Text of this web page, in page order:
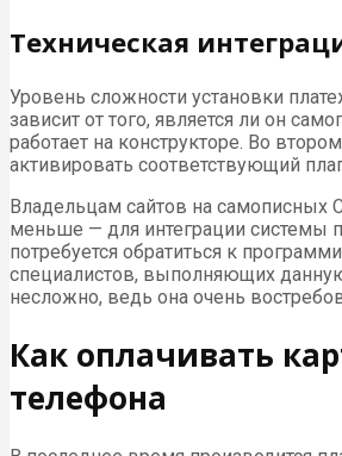
Техническая
Уровень сложности установки
зависит от того, является ли он
работает на конструкторе. Во
активировать соответствующий
Владельцам сайтов на самописных
меньше — для интеграции системы
потребуется обратиться к
специалистов, выполняющих
несложно, ведь она очень
Как оплачивать
телефона